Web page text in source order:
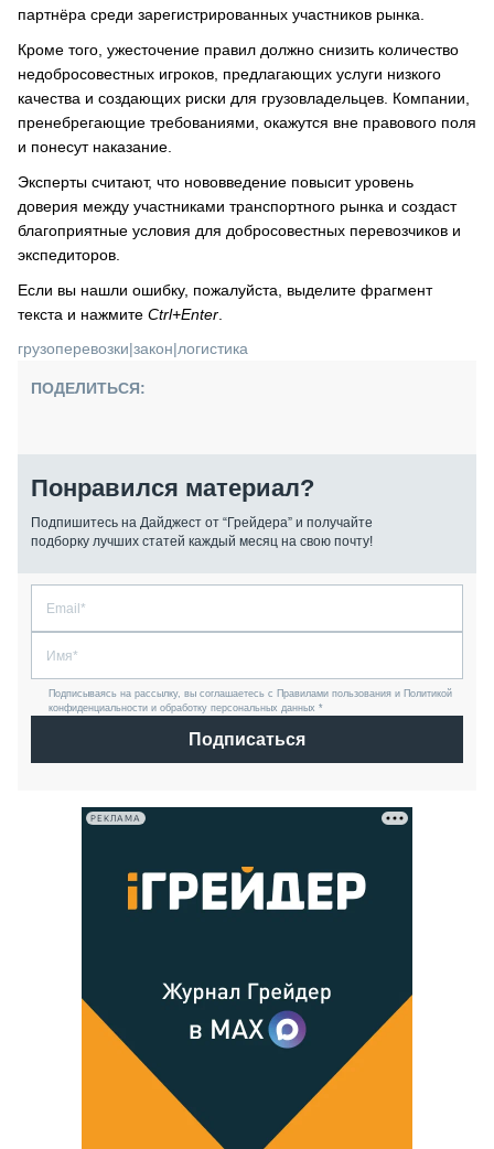
партнёра среди зарегистрированных участников рынка.
Кроме того, ужесточение правил должно снизить количество
недобросовестных игроков, предлагающих услуги низкого
качества и создающих риски для грузовладельцев. Компании,
пренебрегающие требованиями, окажутся вне правового поля
и понесут наказание.
Эксперты считают, что нововведение повысит уровень
доверия между участниками транспортного рынка и создаст
благоприятные условия для добросовестных перевозчиков и
экспедиторов.
Если вы нашли ошибку, пожалуйста, выделите фрагмент
текста и нажмите Ctrl+Enter
грузоперевозки|закон|логистика
ПОДЕЛИТЬСЯ:
Понравился материал?
Подпишитесь на Дайджест от “Грейдера” и получайте
подборку лучших статей каждый месяц на свою почту!
Подписываясь на рассылку, вы соглашаетесь с Правилами пользования и Политикой
конфиденциальности и обработку персональных данных *
Подписаться
РЕКЛАМА